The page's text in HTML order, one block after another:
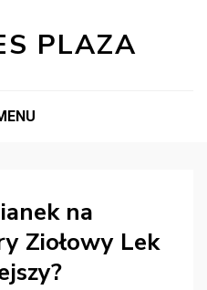
PLAZA
na
Ziołowy Lek